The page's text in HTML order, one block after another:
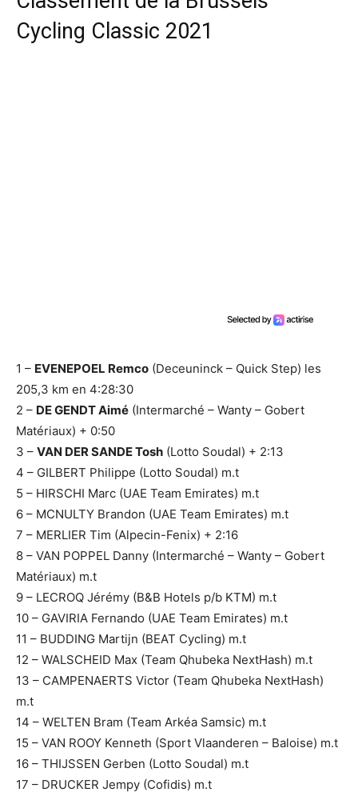
Cycling Classic 2021
1 – EVENEPOEL Remco (Deceuninck – Quick Step) les
205,3 km en 4:28:30
2 – DE GENDT Aimé (Intermarché – Wanty – Gobert
Matériaux) + 0:50
3 – VAN DER SANDE Tosh (Lotto Soudal) + 2:13
4 – GILBERT Philippe (Lotto Soudal) m.t
5 – HIRSCHI Marc (UAE Team Emirates) m.t
6 – MCNULTY Brandon (UAE Team Emirates) m.t
7 – MERLIER Tim (Alpecin-Fenix) + 2:16
8 – VAN POPPEL Danny (Intermarché – Wanty – Gobert
Matériaux) m.t
9 – LECROQ Jérémy (B&B Hotels p/b KTM) m.t
10 – GAVIRIA Fernando (UAE Team Emirates) m.t
11 – BUDDING Martijn (BEAT Cycling) m.t
12 – WALSCHEID Max (Team Qhubeka NextHash) m.t
13 – CAMPENAERTS Victor (Team Qhubeka NextHash)
m.t
14 – WELTEN Bram (Team Arkéa Samsic) m.t
15 – VAN ROOY Kenneth (Sport Vlaanderen – Baloise) m.t
16 – THIJSSEN Gerben (Lotto Soudal) m.t
17 – DRUCKER Jempy (Cofidis) m.t